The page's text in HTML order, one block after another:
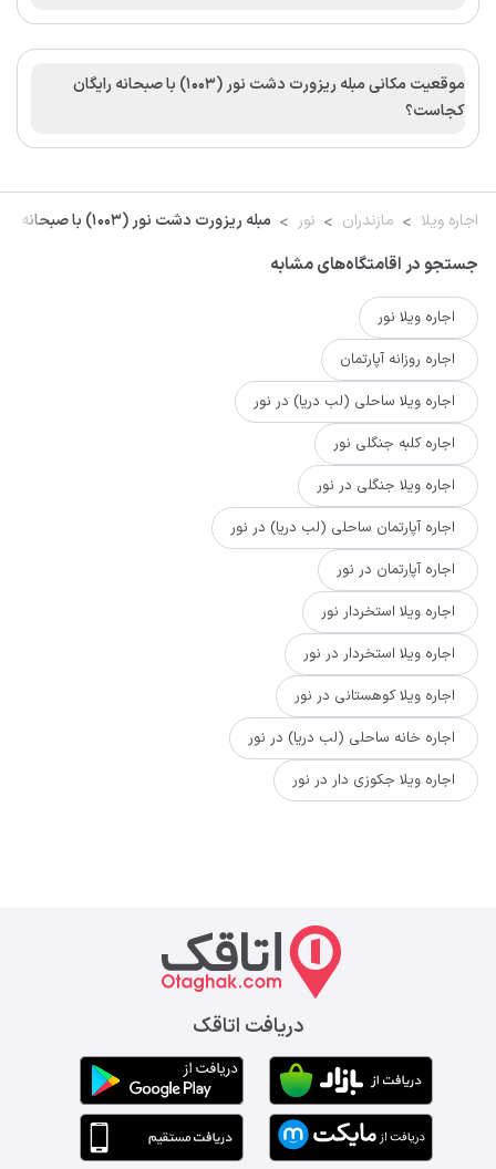
موقعیت مکانی مبله ریزورت دشت نور (1003) با صبحانه رایگان
کجاست؟
اجاره ویلا مازندران نور مبله ریزورت دشت نور (1003) با صبحانه رایگان
جستجو در اقامتگاه‌های مشابه
اجاره ویلا نور
اجاره روزانه آپارتمان
اجاره ویلا ساحلی (لب دریا) در نور
اجاره کلبه جنگلی نور
اجاره ویلا جنگلی در نور
اجاره آپارتمان ساحلی (لب دریا) در نور
اجاره آپارتمان در نور
اجاره ویلا استخردار نور
اجاره ویلا استخردار در نور
اجاره ویلا کوهستانی در نور
اجاره خانه ساحلی (لب دریا) در نور
اجاره ویلا جکوزی دار در نور
دریافت اتاقک